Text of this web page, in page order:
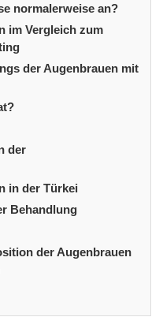
normalerweise an?
im Vergleich zum
der Augenbrauen mit
der
in der Türkei
Behandlung
der Augenbrauen